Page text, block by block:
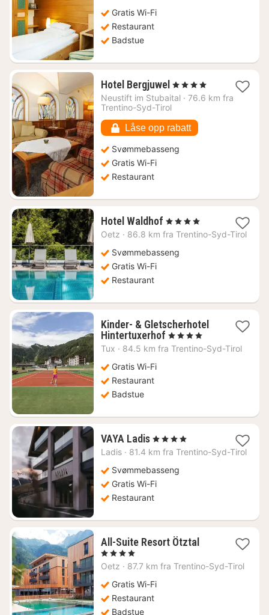
Gratis Wi-Fi
Restaurant
Badstue
Hotel Bergjuwel 1
natt
fra
kr.
, 4 Stjerner
Neustift im Stubaital · 76.6 km fra
Trentino-Syd-Tirol
Låse opp rabatt
Svømmebasseng
Gratis Wi-Fi
Restaurant
Hotel Waldhof 1
natt
1581
, 4 Stjerner
Oetz · 86.8 km fra Trentino-Syd-Tirol
Svømmebasseng
Gratis Wi-Fi
Restaurant
Kinder- & Gletscherhotel
Hintertuxerhof 1
natt
, 4 Stjerner
Tux · 84.5 km fra Trentino-Syd-Tirol
Gratis Wi-Fi
Restaurant
Badstue
VAYA Ladis1
natt
2236
kr.
, 4 Stjerner
Ladis · 81.4 km fra Trentino-Syd-Tirol
Svømmebasseng
Gratis Wi-Fi
Restaurant
All-Suite Resort Ötztal1
fra
2541
, 4 Stjerner
Oetz · 87.7 km fra Trentino-Syd-Tirol
Gratis Wi-Fi
Restaurant
Badstue